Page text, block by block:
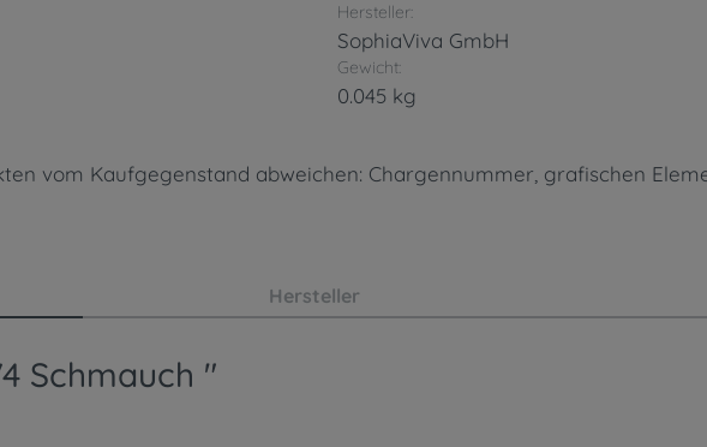
Hersteller:
SophiaViva GmbH
Gewicht:
0.045 kg
vom Kaufgegenstand abweichen: Chargennummer, grafischen
Hersteller
Schmauch "